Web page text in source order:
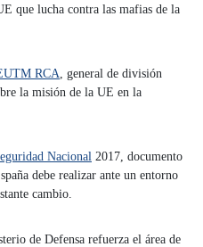
que lucha contra las mafias de la
RCA , general de división
la misión de la UE en la
Nacional 2017, documento
debe realizar ante un entorno
cambio.
de Defensa refuerza el área de